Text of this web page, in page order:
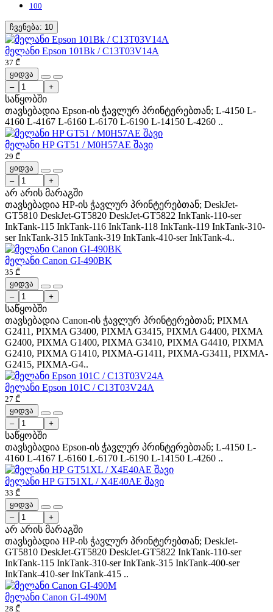
100
ჩვენება: 10
მელანი Epson 101Bk / C13T03V14A
37 ₾
ყიდვა
–
+
საწყობში
თავსებადია Epson-ის ჭავლურ პრინტერებთან; L-4150 L-
4160 L-4167 L-6160 L-6170 L-6190 L-14150 L-4260 ..
მელანი HP GT51 / M0H57AE შავი
29 ₾
ყიდვა
–
+
არ არის მარაგში
თავსებადია HP-ის ჭავლურ პრინტერებთან; DeskJet-
GT5810 DeskJet-GT5820 DeskJet-GT5822 InkTank-110-ser
InkTank-115 InkTank-116 InkTank-118 InkTank-119 InkTank-310-
ser InkTank-315 InkTank-319 InkTank-410-ser InkTank-4..
მელანი Canon GI-490BK
35 ₾
ყიდვა
–
+
საწყობში
თავსებადია Canon-ის ჭავლურ პრინტერებთან; PIXMA
G2411, PIXMA G3400, PIXMA G3415, PIXMA G4400, PIXMA
G2400, PIXMA G1400, PIXMA G3410, PIXMA G4410, PIXMA
G2410, PIXMA G1410, PIXMA-G1411, PIXMA-G3411, PIXMA-
G2415, PIXMA-G4..
მელანი Epson 101C / C13T03V24A
27 ₾
ყიდვა
–
+
საწყობში
თავსებადია Epson-ის ჭავლურ პრინტერებთან; L-4150 L-
4160 L-4167 L-6160 L-6170 L-6190 L-14150 L-4260 ..
მელანი НР GT51XL / X4E40AE შავი
33 ₾
ყიდვა
–
+
არ არის მარაგში
თავსებადია HP-ის ჭავლურ პრინტერებთან; DeskJet-
GT5810 DeskJet-GT5820 DeskJet-GT5822 InkTank-110-ser
InkTank-115 InkTank-310-ser InkTank-315 InkTank-400-ser
InkTank-410-ser InkTank-415 ..
მელანი Canon GI-490М
28 ₾